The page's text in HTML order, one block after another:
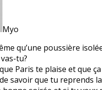
Myo
qu’une poussière
tu?
Paris te plaise et que
savoir que tu reprends